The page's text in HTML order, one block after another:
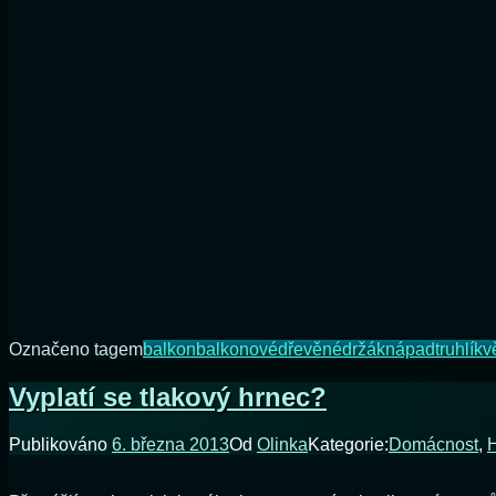
Označeno tagembalkonbalkonovédřevěnédržáknápadtruhlík
Vyplatí se tlakový hrnec?
Publikováno 6. března 2013Od OlinkaKategorie:Domácnost,